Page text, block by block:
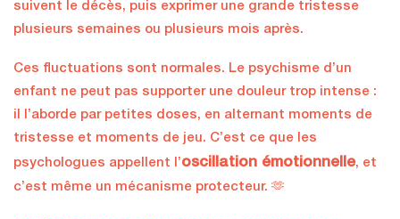
suivent le décès, puis exprimer une grande tristesse
plusieurs semaines ou plusieurs mois après.
Ces fluctuations sont normales. Le psychisme d’un
enfant ne peut pas supporter une douleur trop intense :
il l’aborde par petites doses, en alternant moments de
tristesse et moments de jeu. C’est ce que les
psychologues appellent l’oscillation émotionnelle, et
c’est même un mécanisme protecteur. 🫶